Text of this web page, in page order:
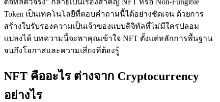
Token เป็นเทคโนโลยีที่ตอบคำถามนี้ได้อย่างชัดเจน ด้วยการ
สร้างใบรับรองความเป็นเจ้าของแบบดิจิทัลที่ไม่มีใครปลอม
แปลงได้ บทความนี้จะพาคุณเข้าใจ NFT ตั้งแต่หลักการพื้นฐาน
จนถึงโอกาสและความเสี่ยงที่ต้องรู้
NFT คืออะไร ต่างจาก Cryptocurrency
อย่างไร